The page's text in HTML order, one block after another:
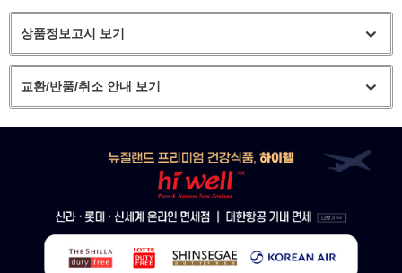
상품정보고시 보기
교환/반품/취소 안내 보기